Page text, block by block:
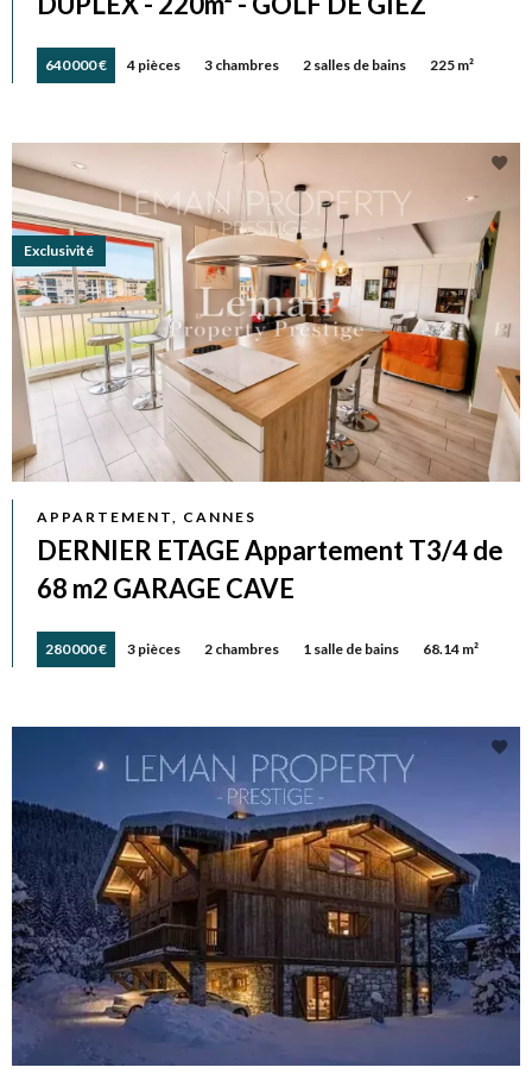
640 000 € 4 pièces 3 chambres 2 salles de bains 225 m²
APPARTEMENT, CANNES
DERNIER ETAGE Appartement T3/4 de
68 m2 GARAGE CAVE
280 000 € 3 pièces 2 chambres 1 salle de bains 68.14 m²
Exclusivité